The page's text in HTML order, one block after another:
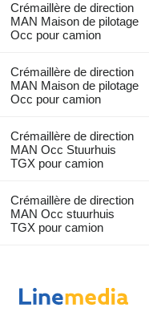
Crémaillère de direction
MAN Maison de pilotage
Occ pour camion
Crémaillère de direction
MAN Maison de pilotage
Occ pour camion
Crémaillère de direction
MAN Occ Stuurhuis
TGX pour camion
Crémaillère de direction
MAN Occ stuurhuis
TGX pour camion